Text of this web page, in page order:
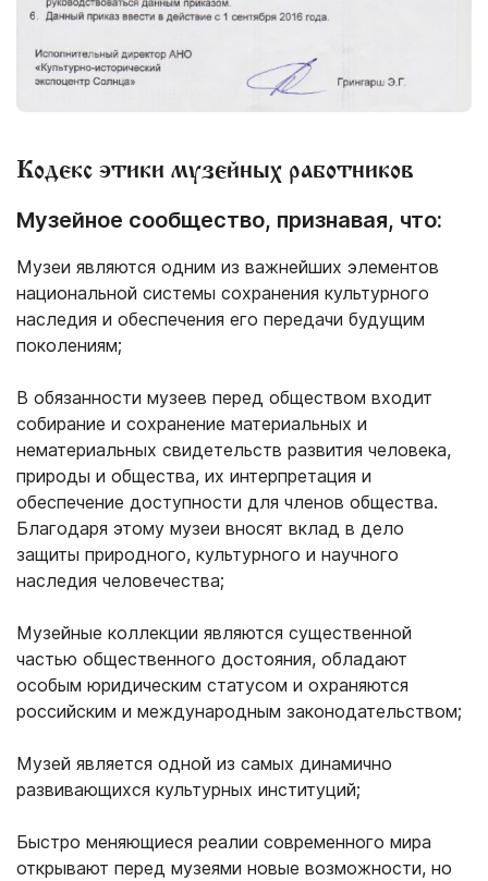
Кодекс этики музейных работников
Музейное сообщество, признавая, что:
Музеи являются одним из важнейших элементов
национальной системы сохранения культурного
наследия и обеспечения его передачи будущим
поколениям;
В обязанности музеев перед обществом входит
собирание и сохранение материальных и
нематериальных свидетельств развития человека,
природы и общества, их интерпретация и
обеспечение доступности для членов общества.
Благодаря этому музеи вносят вклад в дело
защиты природного, культурного и научного
наследия человечества;
Музейные коллекции являются существенной
частью общественного достояния, обладают
особым юридическим статусом и охраняются
российским и международным законодательством;
Музей является одной из самых динамично
развивающихся культурных институций;
Быстро меняющиеся реалии современного мира
открывают перед музеями новые возможности, но